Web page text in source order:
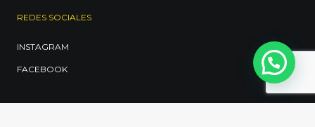
REDES SOCIALES
INSTAGRAM
FACEBOOK